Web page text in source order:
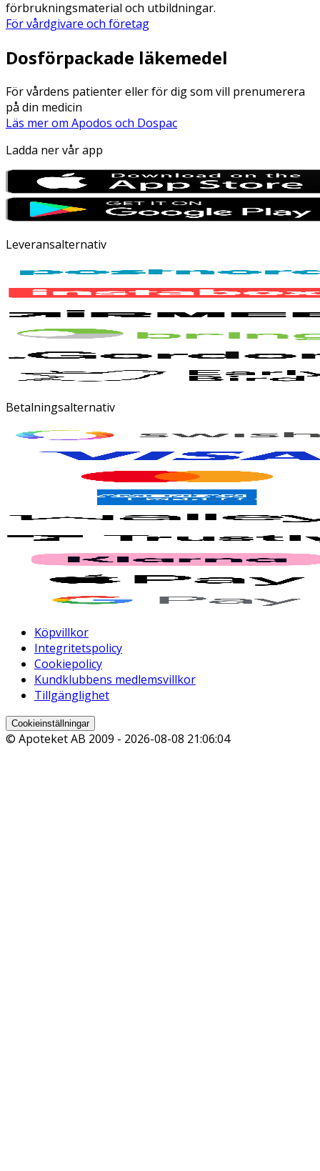
förbrukningsmaterial och utbildningar.
För vårdgivare och företag
Dosförpackade läkemedel
För vårdens patienter eller för dig som vill prenumerera
på din medicin
Läs mer om Apodos och Dospac
Ladda ner vår app
Leveransalternativ
Betalningsalternativ
Köpvillkor
Integritetspolicy
Cookiepolicy
Kundklubbens medlemsvillkor
Tillgänglighet
Cookieinställningar
© Apoteket AB 2009 - 2026-08-08 21:06:04